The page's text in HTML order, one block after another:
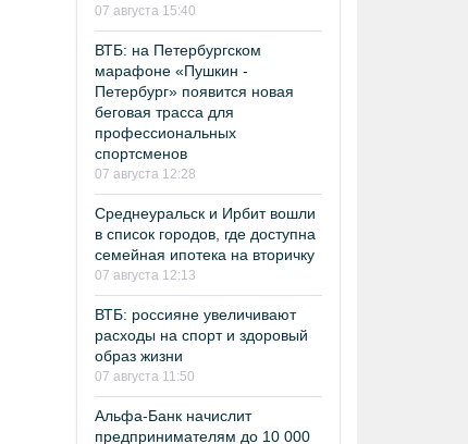
07 августа 15:40
ВТБ: на Петербургском
марафоне «Пушкин -
Петербург» появится новая
беговая трасса для
профессиональных
спортсменов
07 августа 12:28
Среднеуральск и Ирбит вошли
в список городов, где доступна
семейная ипотека на вторичку
07 августа 12:13
ВТБ: россияне увеличивают
расходы на спорт и здоровый
образ жизни
07 августа 11:50
Альфа-Банк начислит
предпринимателям до 10 000